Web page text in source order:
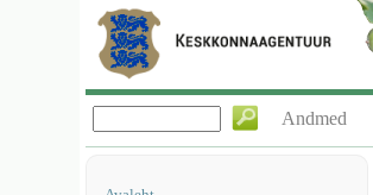
Andmed